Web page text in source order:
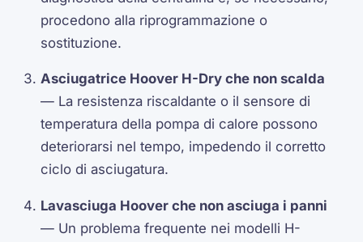
procedono alla riprogrammazione o
sostituzione.
Asciugatrice Hoover H-Dry che non scalda
— La resistenza riscaldante o il sensore di
temperatura della pompa di calore possono
deteriorarsi nel tempo, impedendo il corretto
ciclo di asciugatura.
Lavasciuga Hoover che non asciuga i panni
— Un problema frequente nei modelli H-